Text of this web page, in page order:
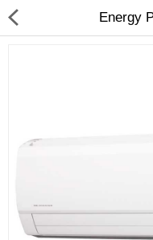
Кондиционирование
Отопление
Energy